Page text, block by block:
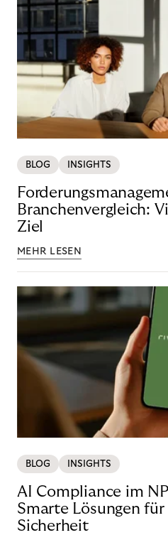
BLOG INSIGHTS
Branchenvergleich:
Ziel
MEHR LESEN
BLOG INSIGHTS
AI Compliance im
Smarte Lösungen
Sicherheit